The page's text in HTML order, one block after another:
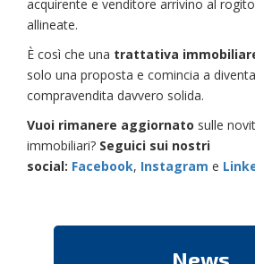
acquirente e venditore arrivino al
allineate.
È così che una trattativa
solo una proposta e comincia a
compravendita davvero solida.
Vuoi rimanere aggiornato sulle
immobiliari? Seguici sui nostri
social: Facebook, Instagram e